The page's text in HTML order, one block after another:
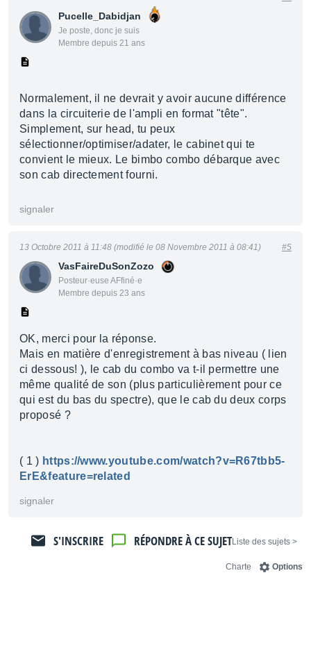
Pucelle_Dabidjan
Je poste, donc je suis
Membre depuis 21 ans
Normalement, il ne devrait y avoir aucune différence
dans la circuiterie de l'ampli en format "tête".
Simplement, sur head, tu peux
sélectionner/optimiser/adater, le cabinet qui te
convient le mieux. Le bimbo combo débarque avec
son cab directement fourni.
signaler
VasFaireDuSonZozo
Posteur·euse AFfiné·e
Membre depuis 23 ans
13 Octobre 2011 à 11:48 (modifié le 08 Novembre 2011 à 08:41) #5
OK, merci pour la réponse.
Mais en matière d'enregistrement à bas niveau ( lien
ci dessous! ), le cab du combo va t-il permettre une
même qualité de son (plus particulièrement pour ce
qui est du bas du spectre), que le cab du deux corps
proposé ?
( 1 ) https://www.youtube.com/watch?v=R67tbb5-
ErE&feature=related
signaler
< Liste des sujets
RÉPONDRE À CE SUJET
S'INSCRIRE
Options
Charte